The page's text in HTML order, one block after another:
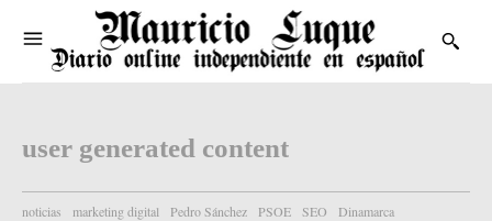
user generated content
noticias marketing digital Pedro Sánchez PSOE SEO
Dinamarca